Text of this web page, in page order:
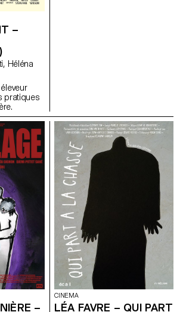
–
pratiques
–
CINEMA
LÉA FAVRE – QUI PART